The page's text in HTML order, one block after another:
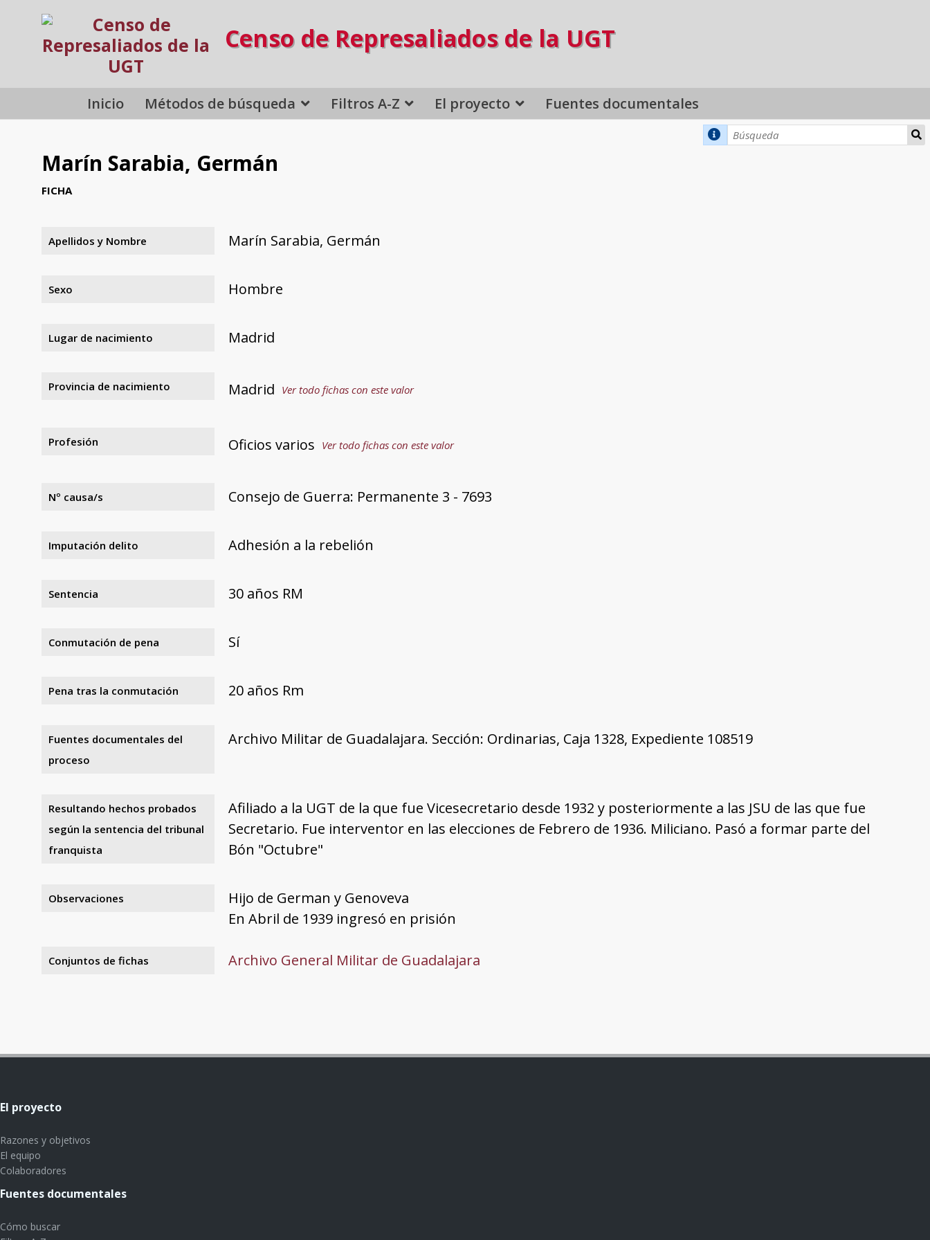
Censo de Represaliados de la UGT
Inicio Métodos de búsqueda Filtros A-Z El proyecto Fuentes documentales
Marín Sarabia, Germán
FICHA
Apellidos y Nombre Marín Sarabia, Germán
Sexo Hombre
Lugar de nacimiento Madrid
Provincia de nacimiento Madrid Ver todo fichas con este valor
Profesión Oficios varios Ver todo fichas con este valor
Nº causa/s Consejo de Guerra: Permanente 3 - 7693
Imputación delito Adhesión a la rebelión
Sentencia 30 años RM
Conmutación de pena Sí
Pena tras la conmutación 20 años Rm
Fuentes documentales del
proceso
Archivo Militar de Guadalajara. Sección: Ordinarias, Caja 1328, Expediente 108519
Resultando hechos probados
según la sentencia del tribunal
franquista
Afiliado a la UGT de la que fue Vicesecretario desde 1932 y posteriormente a las JSU de las que fue
Secretario. Fue interventor en las elecciones de Febrero de 1936. Miliciano. Pasó a formar parte del
Bón "Octubre"
Observaciones
Hijo de German y Genoveva
En Abril de 1939 ingresó en prisión
Conjuntos de fichas Archivo General Militar de Guadalajara
El proyecto
Razones y objetivos
El equipo
Colaboradores
Fuentes documentales
Cómo buscar